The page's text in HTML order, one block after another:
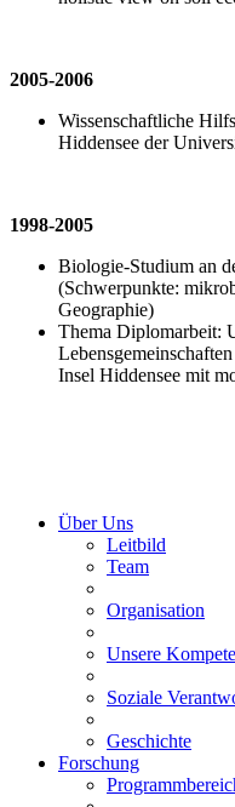
2005-2006
Wissenschaftliche
Hiddensee der
1998-2005
Biologie-Studium an
(Schwerpunkte:
Geographie)
Thema Diplomarbeit:
Insel Hiddensee mit
Über Uns
Leitbild
Team
Organisation
Unsere
Soziale
Geschichte
Forschung